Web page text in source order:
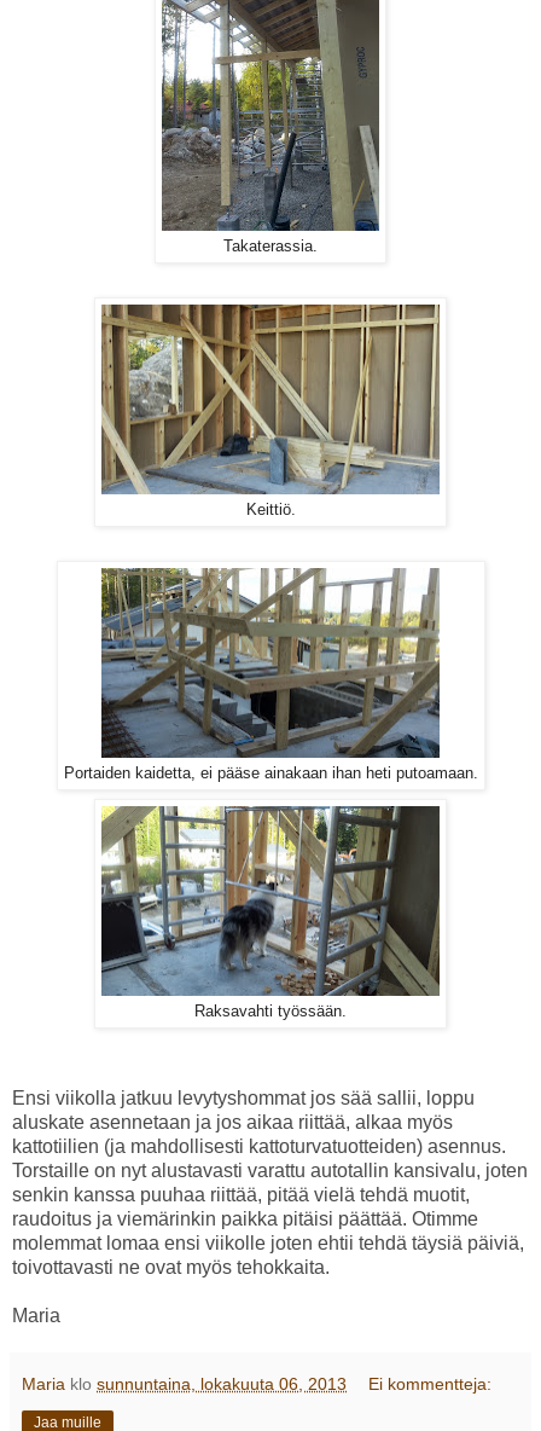
Takaterassia.
Keittiö.
Portaiden kaidetta, ei pääse ainakaan ihan heti putoamaan.
Raksavahti työssään.
Ensi viikolla jatkuu levytyshommat jos sää sallii, loppu
aluskate asennetaan ja jos aikaa riittää, alkaa myös
kattotiilien (ja mahdollisesti kattoturvatuotteiden) asennus.
Torstaille on nyt alustavasti varattu autotallin kansivalu, joten
senkin kanssa puuhaa riittää, pitää vielä tehdä muotit,
raudoitus ja viemärinkin paikka pitäisi päättää. Otimme
molemmat lomaa ensi viikolle joten ehtii tehdä täysiä päiviä,
toivottavasti ne ovat myös tehokkaita.
Maria
Maria klo sunnuntaina, lokakuuta 06, 2013 Ei kommentteja:
Jaa muille